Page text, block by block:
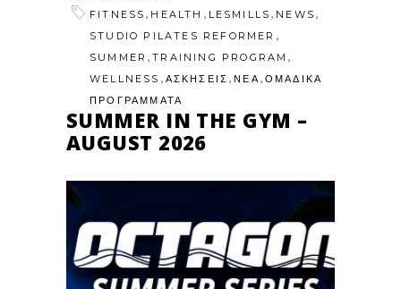
FITNESS , HEALTH , LESMILLS , NEWS ,
STUDIO PILATES REFORMER ,
SUMMER ,TRAINING PROGRAM ,
WELLNESS , ΑΣΚΗΣΕΙΣ ,ΝΕΑ , ΟΜΑΔΙΚΑ
ΠΡΟΓΡΑΜΜΑΤΑ
SUMMER IN THE GYM –
AUGUST 2026